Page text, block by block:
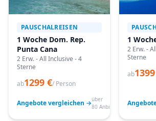
PAUSCHALREISEN
1 Woche Dom. Rep.
Punta Cana
2 Erw. - All Inclusive - 4
Sterne
ab1299 €/ Person
Angebote vergleichen →über
80 Anbieter
1
2 Erw. -
Sterne
ab